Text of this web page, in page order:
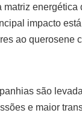
impacto
ao querosene
são
e maior